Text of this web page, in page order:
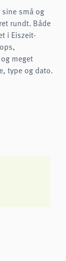
små og
rundt. Både
i Eiszeit-
meget
type og dato.
forbedre vores